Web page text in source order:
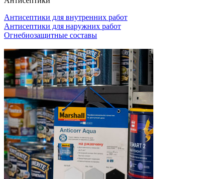
Антисептики для внутренних работ
Антисептики для наружних работ
Огнебиозащитные составы